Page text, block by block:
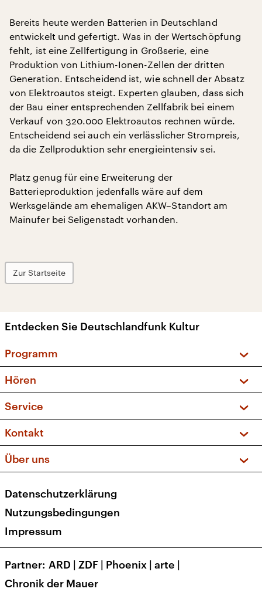
Bereits heute werden Batterien in Deutschland
entwickelt und gefertigt. Was in der Wertschöpfung
fehlt, ist eine Zellfertigung in Großserie, eine
Produktion von Lithium-Ionen-Zellen der dritten
Generation. Entscheidend ist, wie schnell der Absatz
von Elektroautos steigt. Experten glauben, dass sich
der Bau einer entsprechenden Zellfabrik bei einem
Verkauf von 320.000 Elektroautos rechnen würde.
Entscheidend sei auch ein verlässlicher Strompreis,
da die Zellproduktion sehr energieintensiv sei.
Platz genug für eine Erweiterung der
Batterieproduktion jedenfalls wäre auf dem
Werksgelände am ehemaligen AKW–Standort am
Mainufer bei Seligenstadt vorhanden.
Zur Startseite
Entdecken Sie Deutschlandfunk Kultur
Programm
Sendungen und Podcasts
Musikliste
Kakadu – Das Kinderprogramm
Hören
Frequenzen (UKW + DAB+)
Service
FAQ
Apps
Newsletter
Veranstaltungen
Kontakt
Social Media
Über uns
Presse
Karriere
Transparenz
Datenschutzerklärung
Nutzungsbedingungen
Impressum
Partner ARD | ZDF | Phoenix | arte |
Chronik der Mauer